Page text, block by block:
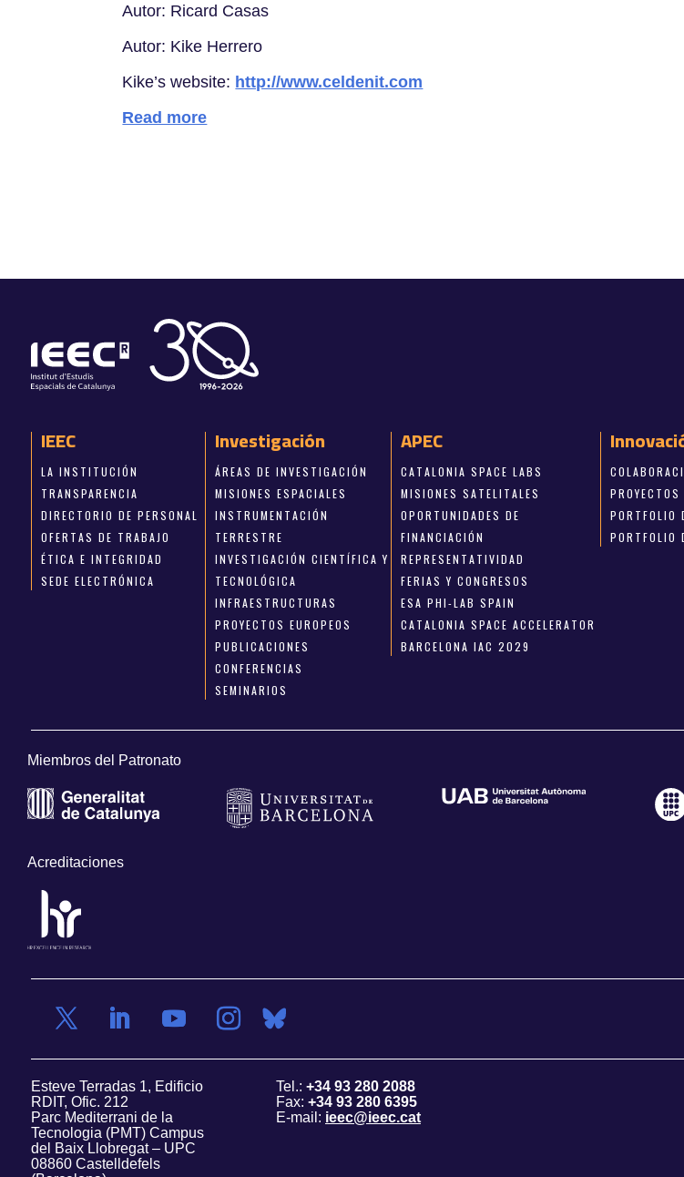
Autor: Ricard Casas
Autor: Kike Herrero
Kike’s website: http://www.celdenit.com
Read more
IEEC
LA INSTITUCIÓN
TRANSPARENCIA
DIRECTORIO DE PERSONAL
OFERTAS DE TRABAJO
ÉTICA E INTEGRIDAD
SEDE ELECTRÓNICA
Investigación
ÁREAS DE INVESTIGACIÓN
MISIONES ESPACIALES
INSTRUMENTACIÓN
TERRESTRE
INVESTIGACIÓN CIENTÍFICA Y
TECNOLÓGICA
INFRAESTRUCTURAS
PROYECTOS EUROPEOS
PUBLICACIONES
CONFERENCIAS
SEMINARIOS
APEC
CATALONIA SPACE LABS
MISIONES SATELITALES
OPORTUNIDADES DE
FINANCIACIÓN
REPRESENTATIVIDAD
FERIAS Y CONGRESOS
ESA PHI-LAB SPAIN
CATALONIA SPACE ACCELERATOR
BARCELONA IAC 2029
PORTFOLIO
PORTFOLIO
Miembros del Patronato
Acreditaciones
Esteve Terradas 1, Edificio
RDIT, Ofic. 212
Parc Mediterrani de la
Tecnologia (PMT) Campus
del Baix Llobregat – UPC
08860 Castelldefels
Tel.: +34 93 280 2088
Fax: +34 93 280 6395
E-mail: ieec@ieec.cat